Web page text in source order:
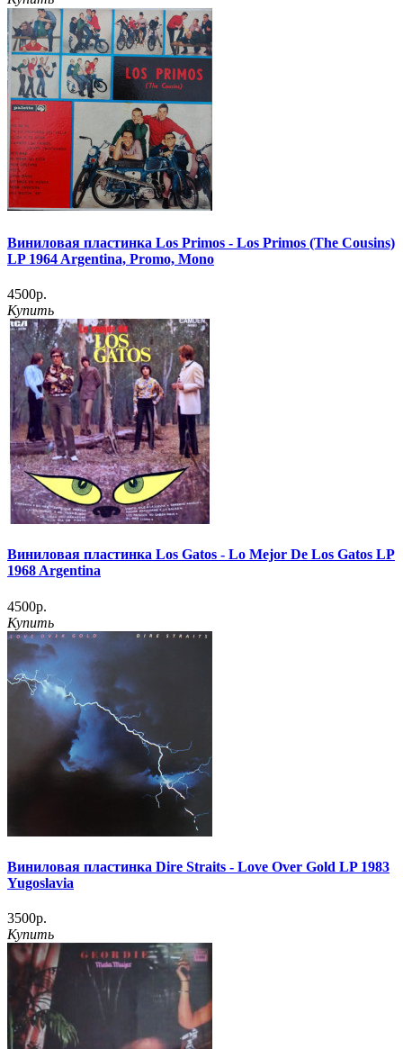
Виниловая пластинка Los Primos - Los Primos (The Cousins)
LP 1964 Argentina, Promo, Mono
4500р.
Купить
Виниловая пластинка Los Gatos - Lo Mejor De Los Gatos LP
1968 Argentina
4500р.
Купить
Виниловая пластинка Dire Straits - Love Over Gold LP 1983
Yugoslavia
3500р.
Купить